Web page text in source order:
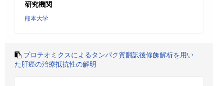
研究機関
熊本大学
プロテオミクスによるタンパク質翻訳後修飾解析を用い
た肝癌の治療抵抗性の解明